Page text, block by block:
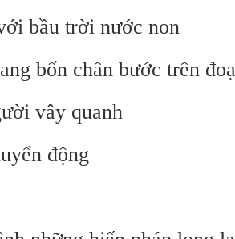
bầu trời nước non
bốn chân bước trên
vây quanh
động